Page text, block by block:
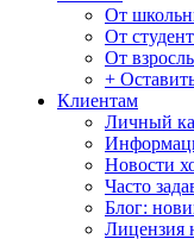
От
От
От
+
Клиентам
Личный
Новости
Часто
Блог:
Лицензия